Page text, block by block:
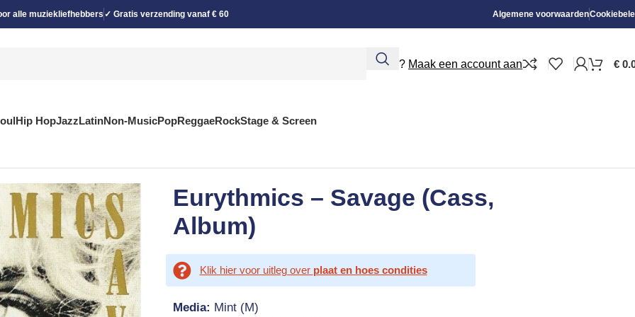
alle muziekliefhebbers ✓ Gratis verzending vanaf € 60 Algemene voorwaarden
Nieuw? Maak een account aan €
Hip HopJazzLatinNon-MusicPopReggaeRockStage & Screen
Eurythmics – Savage (Cass,
Album)
Klik hier voor uitleg over plaat en hoes condities
Media: Mint (M)